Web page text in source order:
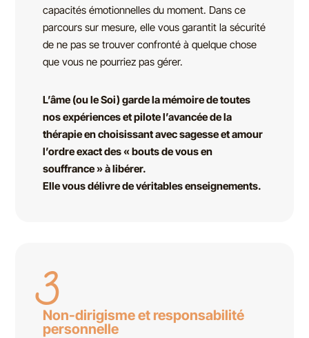
capacités émotionnelles du moment. Dans ce
parcours sur mesure, elle vous garantit la sécurité
de ne pas se trouver confronté à quelque chose
que vous ne pourriez pas gérer.
L’âme (ou le Soi) garde la mémoire de toutes
nos expériences et pilote l’avancée de la
thérapie en choisissant avec sagesse et amour
l’ordre exact des « bouts de vous en
souffrance » à libérer.
Elle vous délivre de véritables enseignements.
3
Non-dirigisme et responsabilité
personnelle